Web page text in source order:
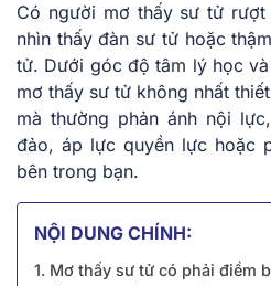
Có người mơ thấy sư tử
nhìn thấy đàn sư tử hoặc
tử. Dưới góc độ tâm lý học
mơ thấy sư tử không nhất
mà thường phản ánh nội
đảo, áp lực quyền lực hoặc
bên trong bạn.
NỘI DUNG CHÍNH:
1. Mơ thấy sư tử có phải điềm